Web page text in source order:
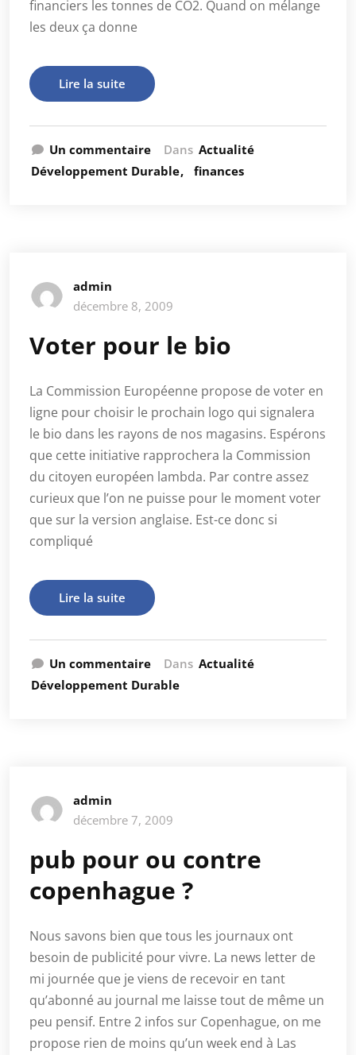
financiers les tonnes de CO2. Quand on mélange
les deux ça donne
Lire la suite
Un commentaire Dans Actualité
Développement Durable
finances
admin
décembre 8, 2009
Voter pour le bio
La Commission Européenne propose de voter en
ligne pour choisir le prochain logo qui signalera
le bio dans les rayons de nos magasins. Espérons
que cette initiative rapprochera la Commission
du citoyen européen lambda. Par contre assez
curieux que l’on ne puisse pour le moment voter
que sur la version anglaise. Est-ce donc si
compliqué
Lire la suite
Un commentaire Dans Actualité
Développement Durable
admin
décembre 7, 2009
pub pour ou contre
copenhague ?
Nous savons bien que tous les journaux ont
besoin de publicité pour vivre. La news letter de
mi journée que je viens de recevoir en tant
qu’abonné au journal me laisse tout de même un
peu pensif. Entre 2 infos sur Copenhague, on me
propose rien de moins qu’un week end à Las